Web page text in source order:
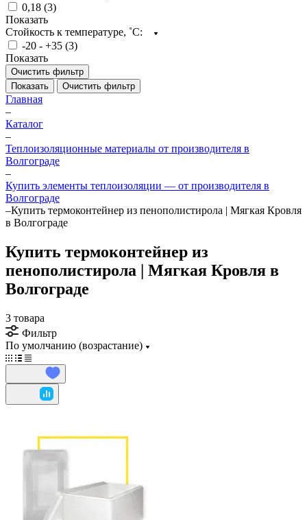
0,18 (3)
Показать
Стойкость к температуре, ˚С:
-20 - +35 (3)
Показать
Очистить фильтр
Показать
Очистить фильтр
Главная
–
Каталог
–
Теплоизоляционные материалы от производителя в
Волгограде
–
Купить элементы теплоизоляции — от производителя в
Волгограде
–Купить термоконтейнер из пенополистирола | Мягкая Кровля
в Волгограде
Купить термоконтейнер из
пенополистирола | Мягкая Кровля в
Волгограде
3 товара
Фильтр
По умолчанию (возрастание)